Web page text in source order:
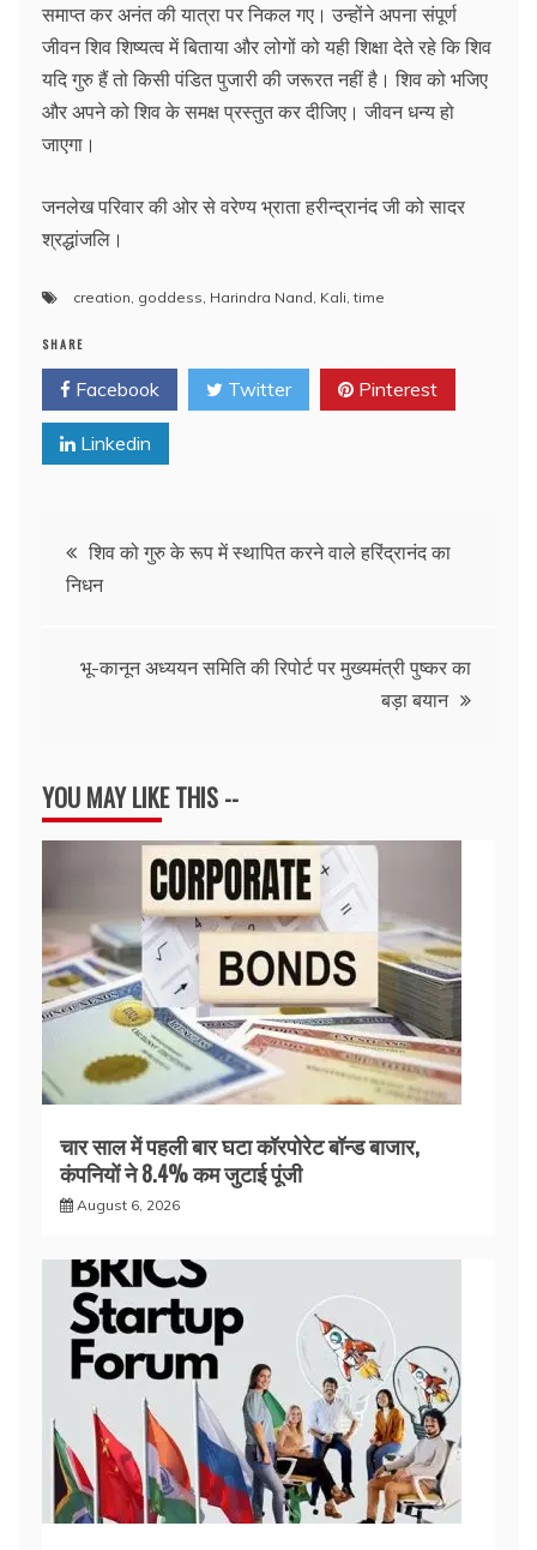
समाप्त कर अनंत की यात्रा पर निकल गए। उन्होंने अपना संपूर्ण
जीवन शिव शिष्यत्व में बिताया और लोगों को यही शिक्षा देते रहे कि शिव
यदि गुरु हैं तो किसी पंडित पुजारी की जरूरत नहीं है। शिव को भजिए
और अपने को शिव के समक्ष प्रस्तुत कर दीजिए। जीवन धन्य हो
जाएगा।
जनलेख परिवार की ओर से वरेण्य भ्राता हरीन्द्रानंद जी को सादर
श्रद्धांजलि।
creation goddess Harindra Nand Kali ,time
SHARE
Facebook Twitter Pinterest
Linkedin
Post
navigation
शिव को गुरु के रूप में स्थापित करने वाले हरिंद्रानंद का
निधन
भू-कानून अध्ययन समिति की रिपोर्ट पर मुख्यमंत्री पुष्कर का
बड़ा बयान
YOU MAY LIKE THIS --
चार साल में पहली बार घटा कॉरपोरेट बॉन्ड बाजार,
कंपनियों ने 8.4% कम जुटाई पूंजी
August 6, 2026